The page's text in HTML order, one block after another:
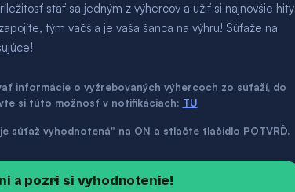
stať sa jedným z výhercov a užiť si najnovšie hity
tým väčšia je vaša šanca na výhru! Súťaže na
informácie o vyžrebovaných výhercoch zo súťaží, do
si túto možnosť v notifikáciach: TU
súťaž vyhodnotená" na ON a stlačte tlačidlo POTVRĎ.
a pozri si vyhodnotenie!